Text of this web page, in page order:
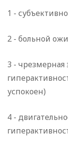
1 -
2 - больной
3 - чрезмерная
успокоен)
4 -